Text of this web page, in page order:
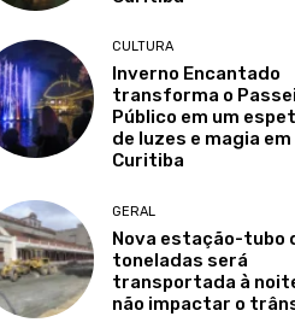
CULTURA
Inverno Encantado
transforma o
Público em um
de luzes e magia em
Curitiba
GERAL
Nova estação-tubo
toneladas será
transportada à
não impactar o